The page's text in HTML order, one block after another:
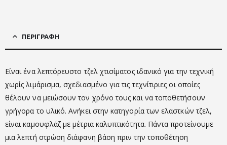
ΠΕΡΙΓΡΑΦΉ
Είναι ένα λεπτόρευστο τζελ χτισίματος ιδανικό για την τεχνική
χωρίς λιμάρισμα, σχεδιασμένο για τις τεχνίτιριες οι οποίες
θέλουν να μειώσουν τον χρόνο τους και να τοποθετήσουν
γρήγορα το υλικό. Ανήκει στην κατηγορία των ελαστκών τζελ,
είναι καμουφλάζ με μέτρια καλυπτικότητα. Πάντα προτείνουμε
μια λεπτή στρώση διάφανη βάση πριν την τοποθέτηση